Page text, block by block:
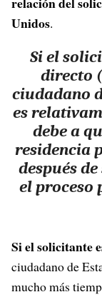
Unidos.
Si el
directo
ciudadano
es
debe a
residencia
después
el proceso
Si el solicitante
ciudadano de
mucho más